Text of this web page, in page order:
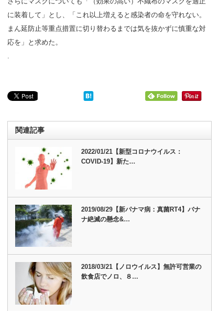
に装着して」とし、「これ以上増えると感染者の命を守れない。
まん延防止等重点措置に切り替わるまでは気を抜かずに慎重な対
応を」と求めた。
関連記事
2022/01/21【新型コロナウイルス：
COVID-19】新た…
2019/08/29【新パナマ病：真菌RT4】バナ
ナ絶滅の懸念&…
2018/03/21【ノロウイルス】無許可営業の
飲食店でノロ、８…